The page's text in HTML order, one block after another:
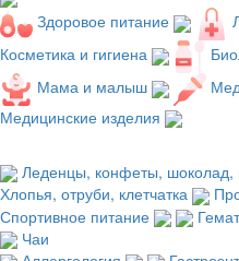
Здоровое питание
Косметика и гигиена
Мама и малыш
Медицинские изделия
Леденцы, конфеты, шоколад,
Хлопья, отруби, клетчатка
Спортивное питание
Чаи